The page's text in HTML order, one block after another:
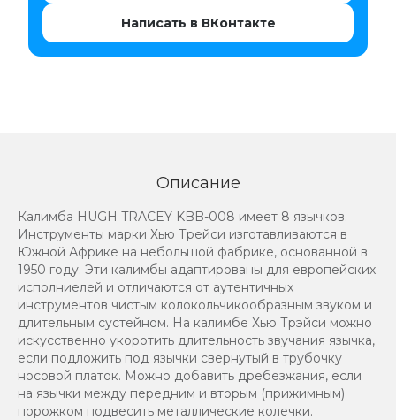
Написать в ВКонтакте
Описание
Калимба HUGH TRACEY KBB-008 имеет 8 язычков.
Инструменты марки Хью Трейси изготавливаются в
Южной Африке на небольшой фабрике, основанной в
1950 году. Эти калимбы адаптированы для европейских
исполниелей и отличаются от аутентичных
инструментов чистым колокольчикообразным звуком и
длительным сустейном. На калимбе Хью Трэйси можно
искусственно укоротить длительность звучания язычка,
если подложить под язычки свернутый в трубочку
носовой платок. Можно добавить дребезжания, если
на язычки между передним и вторым (прижимным)
порожком подвесить металлические колечки.